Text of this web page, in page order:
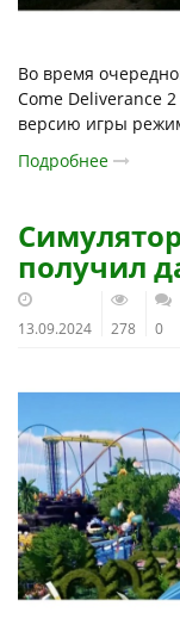
Во время
Come Deliverance
версию игры
Подробнее
получил
13.09.2024 278 0